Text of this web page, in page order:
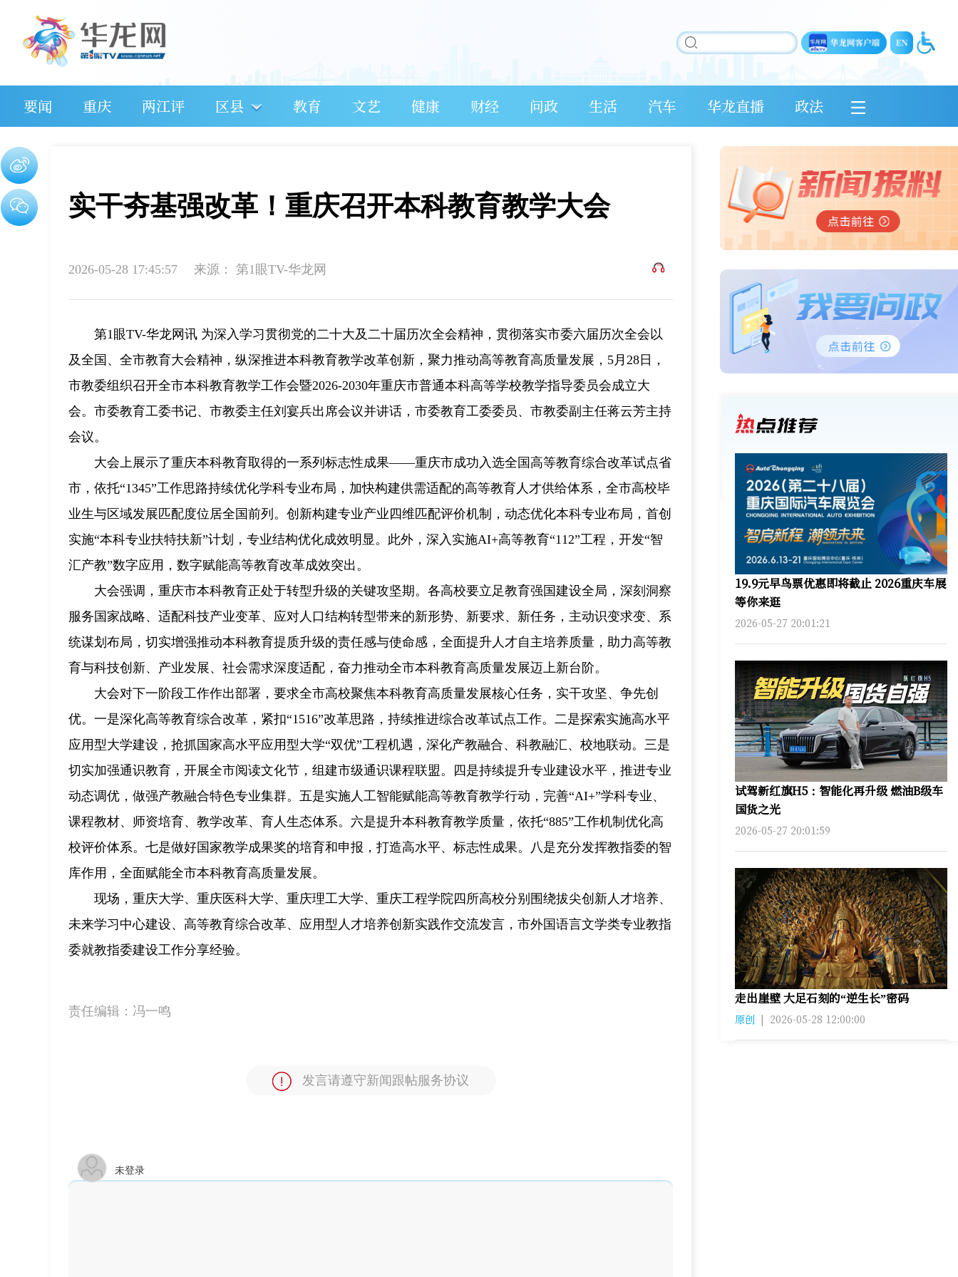
要闻 重庆 两江评 区县 教育 文艺 健康 财经 问政 生活 汽车 华龙直播 政法
实干夯基强改革！重庆召开本科教育教学大会
2026-05-28 17:45:57 来源： 第1眼TV-华龙网
第1眼TV-华龙网讯 为深入学习贯彻党的二十大及二十届历次全会精神，贯彻落实市委六届历次全会以
及全国、全市教育大会精神，纵深推进本科教育教学改革创新，聚力推动高等教育高质量发展，5月28日，
市教委组织召开全市本科教育教学工作会暨2026-2030年重庆市普通本科高等学校教学指导委员会成立大
会。市委教育工委书记、市教委主任刘宴兵出席会议并讲话，市委教育工委委员、市教委副主任蒋云芳主持
会议。
大会上展示了重庆本科教育取得的一系列标志性成果——重庆市成功入选全国高等教育综合改革试点省
市，依托“1345”工作思路持续优化学科专业布局，加快构建供需适配的高等教育人才供给体系，全市高校毕
业生与区域发展匹配度位居全国前列。创新构建专业产业四维匹配评价机制，动态优化本科专业布局，首创
实施“本科专业扶特扶新”计划，专业结构优化成效明显。此外，深入实施AI+高等教育“112”工程，开发“智
汇产教”数字应用，数字赋能高等教育改革成效突出。
大会强调，重庆市本科教育正处于转型升级的关键攻坚期。各高校要立足教育强国建设全局，深刻洞察
服务国家战略、适配科技产业变革、应对人口结构转型带来的新形势、新要求、新任务，主动识变求变、系
统谋划布局，切实增强推动本科教育提质升级的责任感与使命感，全面提升人才自主培养质量，助力高等教
育与科技创新、产业发展、社会需求深度适配，奋力推动全市本科教育高质量发展迈上新台阶。
大会对下一阶段工作作出部署，要求全市高校聚焦本科教育高质量发展核心任务，实干攻坚、争先创
优。一是深化高等教育综合改革，紧扣“1516”改革思路，持续推进综合改革试点工作。二是探索实施高水平
应用型大学建设，抢抓国家高水平应用型大学“双优”工程机遇，深化产教融合、科教融汇、校地联动。三是
切实加强通识教育，开展全市阅读文化节，组建市级通识课程联盟。四是持续提升专业建设水平，推进专业
动态调优，做强产教融合特色专业集群。五是实施人工智能赋能高等教育教学行动，完善“AI+”学科专业、
课程教材、师资培育、教学改革、育人生态体系。六是提升本科教育教学质量，依托“885”工作机制优化高
校评价体系。七是做好国家教学成果奖的培育和申报，打造高水平、标志性成果。八是充分发挥教指委的智
库作用，全面赋能全市本科教育高质量发展。
现场，重庆大学、重庆医科大学、重庆理工大学、重庆工程学院四所高校分别围绕拔尖创新人才培养、
未来学习中心建设、高等教育综合改革、应用型人才培养创新实践作交流发言，市外国语言文学类专业教指
委就教指委建设工作分享经验。
责任编辑： 冯一鸣
发言请遵守新闻跟帖服务协议
未登录
19.9元早鸟票优惠即将截止 2026重庆车展
等你来逛
2026-05-27 20:01:21
试驾新红旗H5：智能化再升级 燃油B级车
国货之光
2026-05-27 20:01:59
走出崖壁 大足石刻的“逆生长”密码
原创 | 2026-05-28 12:00:00